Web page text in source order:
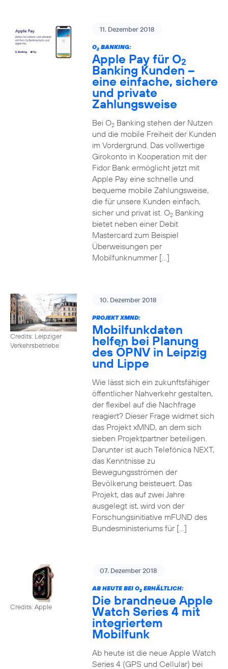
11. Dezember 2018
O2BANKING:
Apple Pay für O2
Banking Kunden –
eine einfache, sichere
und private
Zahlungsweise
Bei O2Banking stehen der Nutzen
und die mobile Freiheit der Kunden
im Vordergrund. Das vollwertige
Girokonto in Kooperation mit der
Fidor Bank ermöglicht jetzt mit
Apple Pay eine schnelle und
bequeme mobile Zahlungsweise,
die für unsere Kunden einfach,
sicher und privat ist. O2Banking
bietet neben einer Debit
Mastercard zum Beispiel
Überweisungen per
Mobilfunknummer […]
Credits: Leipziger
Verkehrsbetriebe
10. Dezember 2018
PROJEKT XMND:
Mobilfunkdaten
helfen bei Planung
des ÖPNV in Leipzig
und Lippe
Wie lässt sich ein zukunftsfähiger
öffentlicher Nahverkehr gestalten,
der flexibel auf die Nachfrage
reagiert? Dieser Frage widmet sich
das Projekt xMND, an dem sich
sieben Projektpartner beteiligen.
Darunter ist auch Telefónica NEXT,
das Kenntnisse zu
Bewegungsströmen der
Bevölkerung beisteuert. Das
Projekt, das auf zwei Jahre
ausgelegt ist, wird von der
Forschungsinitiative mFUND des
Bundesministeriums für […]
Credits: Apple
07. Dezember 2018
AB HEUTE BEI O2ERHÄLTLICH:
Die brandneue Apple
Watch Series 4 mit
integriertem
Mobilfunk
Ab heute ist die neue Apple Watch
Series 4 (GPS und Cellular) bei